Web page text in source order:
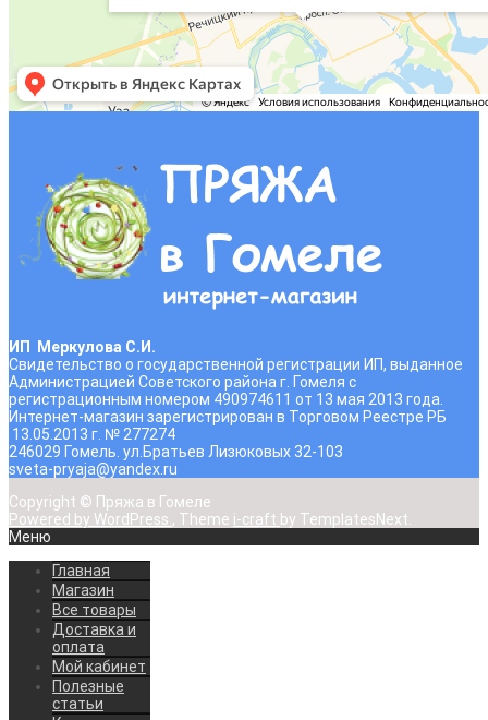
ИП Меркулова С.И.
Свидетельство о государственной регистрации ИП, выданное
Администрацией Советского района г. Гомеля с
регистрационным номером 490974611 от 13 мая 2013 года.
Интернет-магазин зарегистрирован в Торговом Реестре РБ
13.05.2013 г. № 277274
246029 Гомель. ул.Братьев Лизюковых 32-103
sveta-pryaja@yandex.ru
Copyright © Пряжа в Гомеле
Powered by WordPress , Theme i-craft by TemplatesNext.
Меню
Главная
Магазин
Все товары
Доставка и
оплата
Мой кабинет
Полезные
статьи